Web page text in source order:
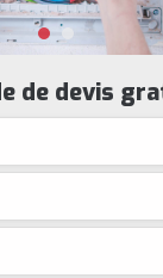
de devis